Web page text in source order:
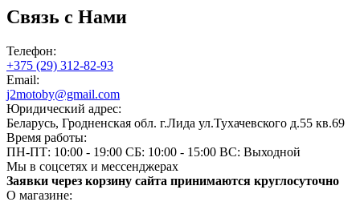
Связь с Нами
Телефон:
+375 (29) 312-82-93
Email:
j2motoby@gmail.com
Юридический адрес:
Беларусь, Гродненская обл. г.Лида ул.Тухачевского д.55 кв.69
Время работы:
ПН-ПТ: 10:00 - 19:00 СБ: 10:00 - 15:00 ВС: Выходной
Мы в соцсетях и мессенджерах
Заявки через корзину сайта принимаются круглосуточно
О магазине: